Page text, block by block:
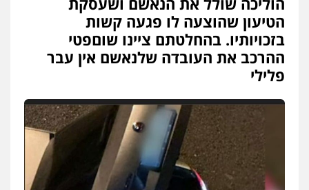
הטיעון שהוצעה לו פגעה קשות
בזכויותיו. בהחלטתם ציינו שוםפטי
ההרכב את העובדה שלנאשם אין עבר
פלילי